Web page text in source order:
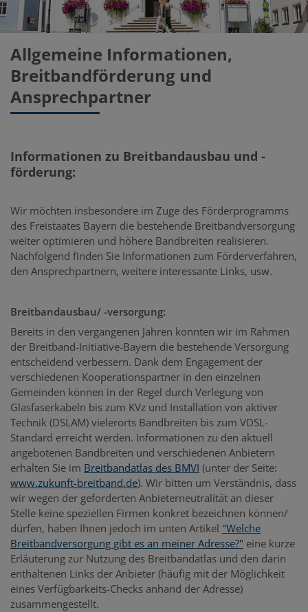
Allgemeine Informationen,
Breitbandförderung und
Ansprechpartner
Informationen zu Breitbandausbau und -
förderung:
Wir möchten insbesondere im Zuge des Förderprogramms
des Freistaates Bayern die bestehende Breitbandversorgung
weiter optimieren und höhere Bandbreiten realisieren.
Nachfolgend finden Sie Informationen zum Förderverfahren,
den Ansprechpartnern, weitere interessante Links, usw.
Breitbandausbau/ -versorgung:
Bereits in den vergangenen Jahren konnten wir im Rahmen
der Breitband-Initiative-Bayern die bestehende Versorgung
entscheidend verbessern. Dank dem Engagement der
verschiedenen Kooperationspartner in den einzelnen
Gemeinden können in der Regel durch Verlegung von
Glasfaserkabeln bis zum KVz und Installation von aktiver
Technik (DSLAM) vielerorts Bandbreiten bis zum VDSL-
Standard erreicht werden. Informationen zu den aktuell
angebotenen Bandbreiten und verschiedenen Anbietern
erhalten Sie im Breitbandatlas des BMVI (unter der Seite:
www.zukunft-breitband.de). Wir bitten um Verständnis, dass
wir wegen der geforderten Anbieterneutralität an dieser
Stelle keine speziellen Firmen konkret bezeichnen können/
dürfen, haben Ihnen jedoch im unten Artikel "Welche
Breitbandversorgung gibt es an meiner Adresse?" eine kurze
Erläuterung zur Nutzung des Breitbandatlas und den darin
enthaltenen Links der Anbieter (häufig mit der Möglichkeit
eines Verfügbarkeits-Checks anhand der Adresse)
zusammengestellt.